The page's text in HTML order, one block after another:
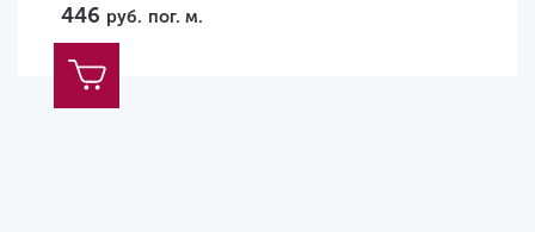
446 руб. пог. м.